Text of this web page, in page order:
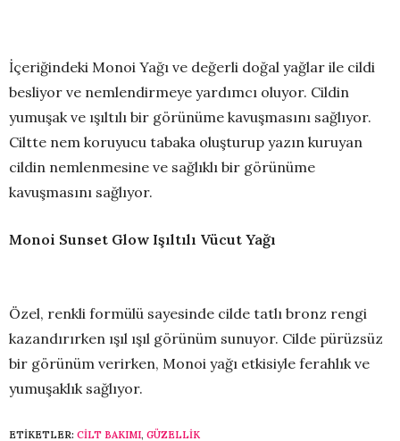
İçeriğindeki Monoi Yağı ve değerli doğal yağlar ile cildi
besliyor ve nemlendirmeye yardımcı oluyor. Cildin
yumuşak ve ışıltılı bir görünüme kavuşmasını sağlıyor.
Ciltte nem koruyucu tabaka oluşturup yazın kuruyan
cildin nemlenmesine ve sağlıklı bir görünüme
kavuşmasını sağlıyor.
Monoi Sunset Glow Işıltılı Vücut Yağı
Özel, renkli formülü sayesinde cilde tatlı bronz rengi
kazandırırken ışıl ışıl görünüm sunuyor. Cilde pürüzsüz
bir görünüm verirken, Monoi yağı etkisiyle ferahlık ve
yumuşaklık sağlıyor.
ETIKETLER: CILT BAKIMI, GÜZELLIK